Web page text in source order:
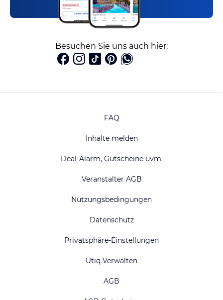
Besuchen Sie uns auch hier:
FAQ
Inhalte melden
Deal-Alarm, Gutscheine uvm.
Veranstalter AGB
Nutzungsbedingungen
Datenschutz
Privatsphäre-Einstellungen
Utiq Verwalten
AGB